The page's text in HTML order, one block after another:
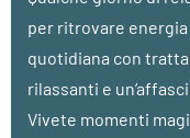
per ritrovare
quotidiana con
rilassanti e
Vivete momenti